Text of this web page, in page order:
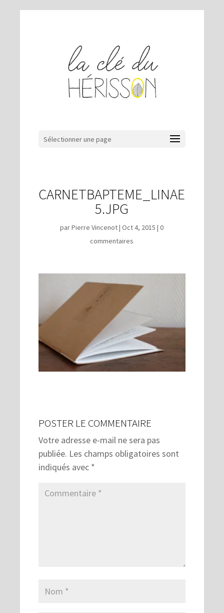
Sélectionner une page
CARNETBAPTEME_LINAE
5.JPG
parPierre Vincenot|Oct 4, 2015 |0
commentaires
POSTER LE COMMENTAIRE
Votre adresse e-mail ne sera pas
publiée. Les champs obligatoires sont
indiqués avec *